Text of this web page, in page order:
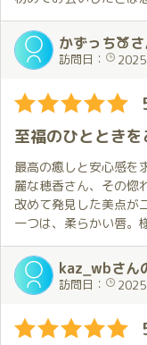
でも、それを巧みに使
ここで最初に戻ります
した。
ほのかちゃんはいつ
て、それを毎回実感で
う。
今回も、僕が仕切り直
まくいったら一緒に喜
ただ好きなんですね💕
ほのかちゃんは最近X
そんな女の子と１対１
観て楽しむのもいいで
て驚きました😲。
穂香さんの細やかな気
その後のハグ🤗から
ので、詳細は控えさせ
基本的に穂香さんにお
みがバレているようで
特に洗い場でのプレイ
お願いしてしまいます
今回は、いつも以上に
いろんな話をしました
自分の些細な話を穂香
もたくさん話してもら
楽しい時間はあっと
とキス💋では、お部
いう寂しさが入り混じ
て頂くことができまし
私自身、初めてではあ
放送などのおかげで雰
穂香さんのおもてな
ができ気が付けば夢
いました。
心も身体も気持ちよく
またお会いしたくて、
く楽しみです。
かずっち🍑
訪問日：
至福のひととき
最高の癒しと安心感を
麗な穂香さん、その惚
改めて発見した美点が
一つは、柔らかい唇。
高めてくれる素晴らし
二つめは、サービスの
ただいたことです。
限られた時間の中で
ごすことで、心身と
お会いするたびに、新
kaz_wbさん
訪問日：